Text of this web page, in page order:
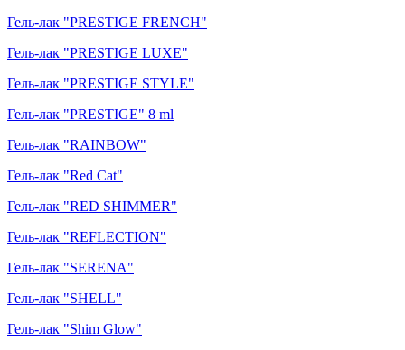
Гель-лак "PRESTIGE FRENCH"
Гель-лак "PRESTIGE LUXE"
Гель-лак "PRESTIGE STYLE"
Гель-лак "PRESTIGE" 8 ml
Гель-лак "RAINBOW"
Гель-лак "Red Cat"
Гель-лак "RED SHIMMER"
Гель-лак "REFLECTION"
Гель-лак "SERENA"
Гель-лак "SHELL"
Гель-лак "Shim Glow"